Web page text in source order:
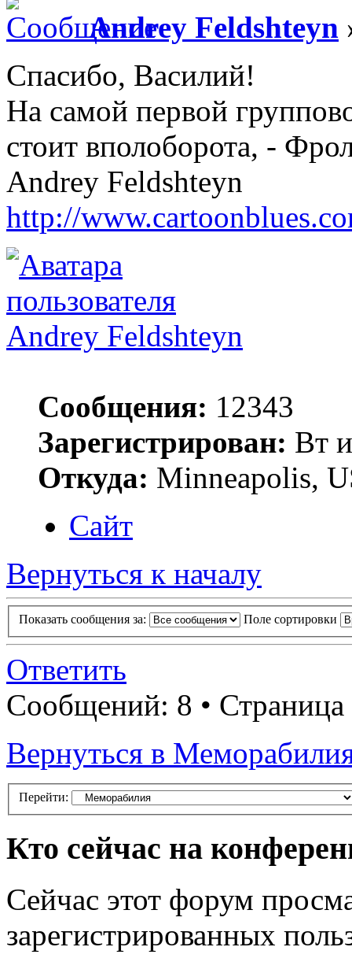
Andrey Feldshteyn
Спасибо, Василий!
На самой первой
стоит вполоборота, -
Andrey Feldshteyn
http://
Andrey Feldshteyn
Сообщения: 12343
Зарегистрирован: Вт
Откуда: Minneapolis,
Сайт
Вернуться к началу
Показать сообщения за: Поле сортировки
Ответить
Сообщений: 8 • Страница
Вернуться в
Перейти:
Кто сейчас на
Сейчас этот форум
зарегистрированных